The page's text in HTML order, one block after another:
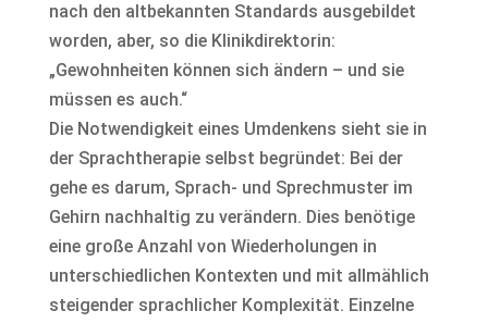
nach den altbekannten Standards ausgebildet
worden, aber, so die Klinikdirektorin:
„Gewohnheiten können sich ändern – und sie
müssen es auch.“
Die Notwendigkeit eines Umdenkens sieht sie in
der Sprachtherapie selbst begründet: Bei der
gehe es darum, Sprach- und Sprechmuster im
Gehirn nachhaltig zu verändern. Dies benötige
eine große Anzahl von Wiederholungen in
unterschiedlichen Kontexten und mit allmählich
steigender sprachlicher Komplexität. Einzelne